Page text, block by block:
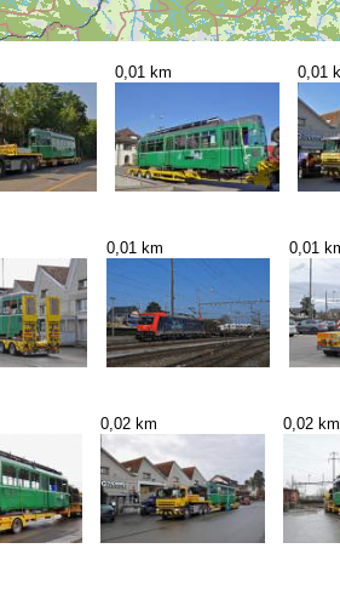
0,01 km 0,01
0,01 km 0,01
0,02 km 0,02 km